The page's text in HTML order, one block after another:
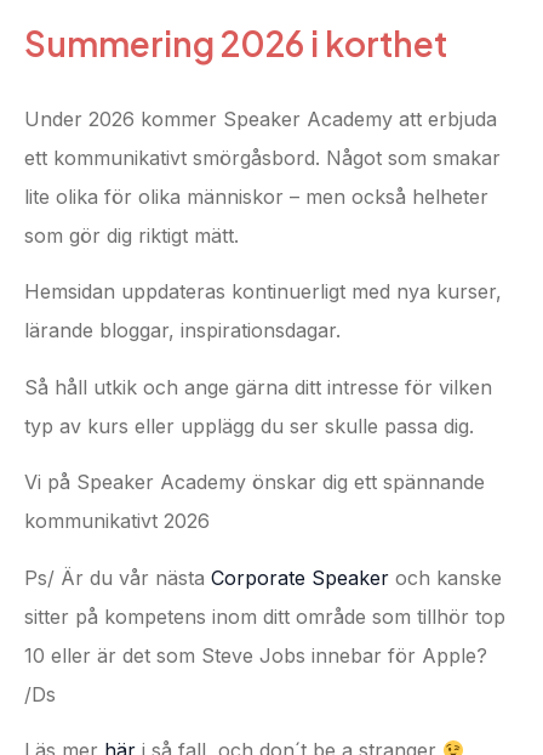
Summering 2026 i korthet
Under 2026 kommer Speaker Academy att erbjuda
ett kommunikativt smörgåsbord. Något som smakar
lite olika för olika människor – men också helheter
som gör dig riktigt mätt.
Hemsidan uppdateras kontinuerligt med nya kurser,
lärande bloggar, inspirationsdagar.
Så håll utkik och ange gärna ditt intresse för vilken
typ av kurs eller upplägg du ser skulle passa dig.
Vi på Speaker Academy önskar dig ett spännande
kommunikativt 2026
Ps/ Är du vår nästa Corporate Speaker och kanske
sitter på kompetens inom ditt område som tillhör top
10 eller är det som Steve Jobs innebar för Apple?
/Ds
Läs mer här i så fall, och don´t be a stranger